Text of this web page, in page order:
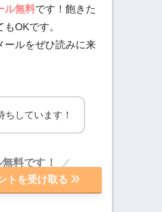
ル無料です！飽きた
OKです。
ールをぜひ読みに来
ちしています！
料です！
トを受け取る